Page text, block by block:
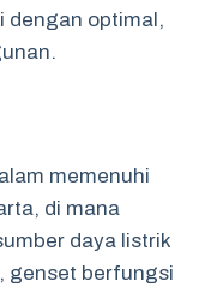
dengan optimal,
memenuhi
di mana
daya listrik
genset berfungsi